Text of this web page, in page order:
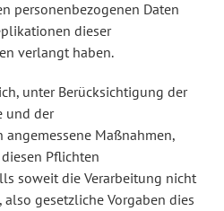
personenbezogenen Daten
dieser
verlangt haben.
unter Berücksichtigung der
und der
Maßnahmen,
Pflichten
soweit die Verarbeitung nicht
gesetzliche Vorgaben dies